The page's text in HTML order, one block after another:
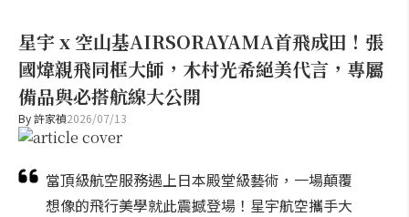
星宇 x 空山基AIRSORAYAMA首飛成田！張
國煒親飛同框大師，木村光希絕美代言，專屬
備品與必搭航線大公開
By許家禎2026/07/13
當頂級航空服務遇上日本殿堂級藝術，一場顛覆
想像的飛行美學就此震撼登場！星宇航空攜手大